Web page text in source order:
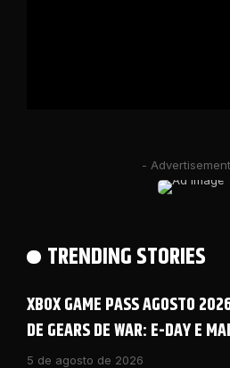
-
TRENDING STORIES
XBOX GAME PASS AGOSTO
DE GEARS DE WAR: E-DAY E
5 de agosto de 2026